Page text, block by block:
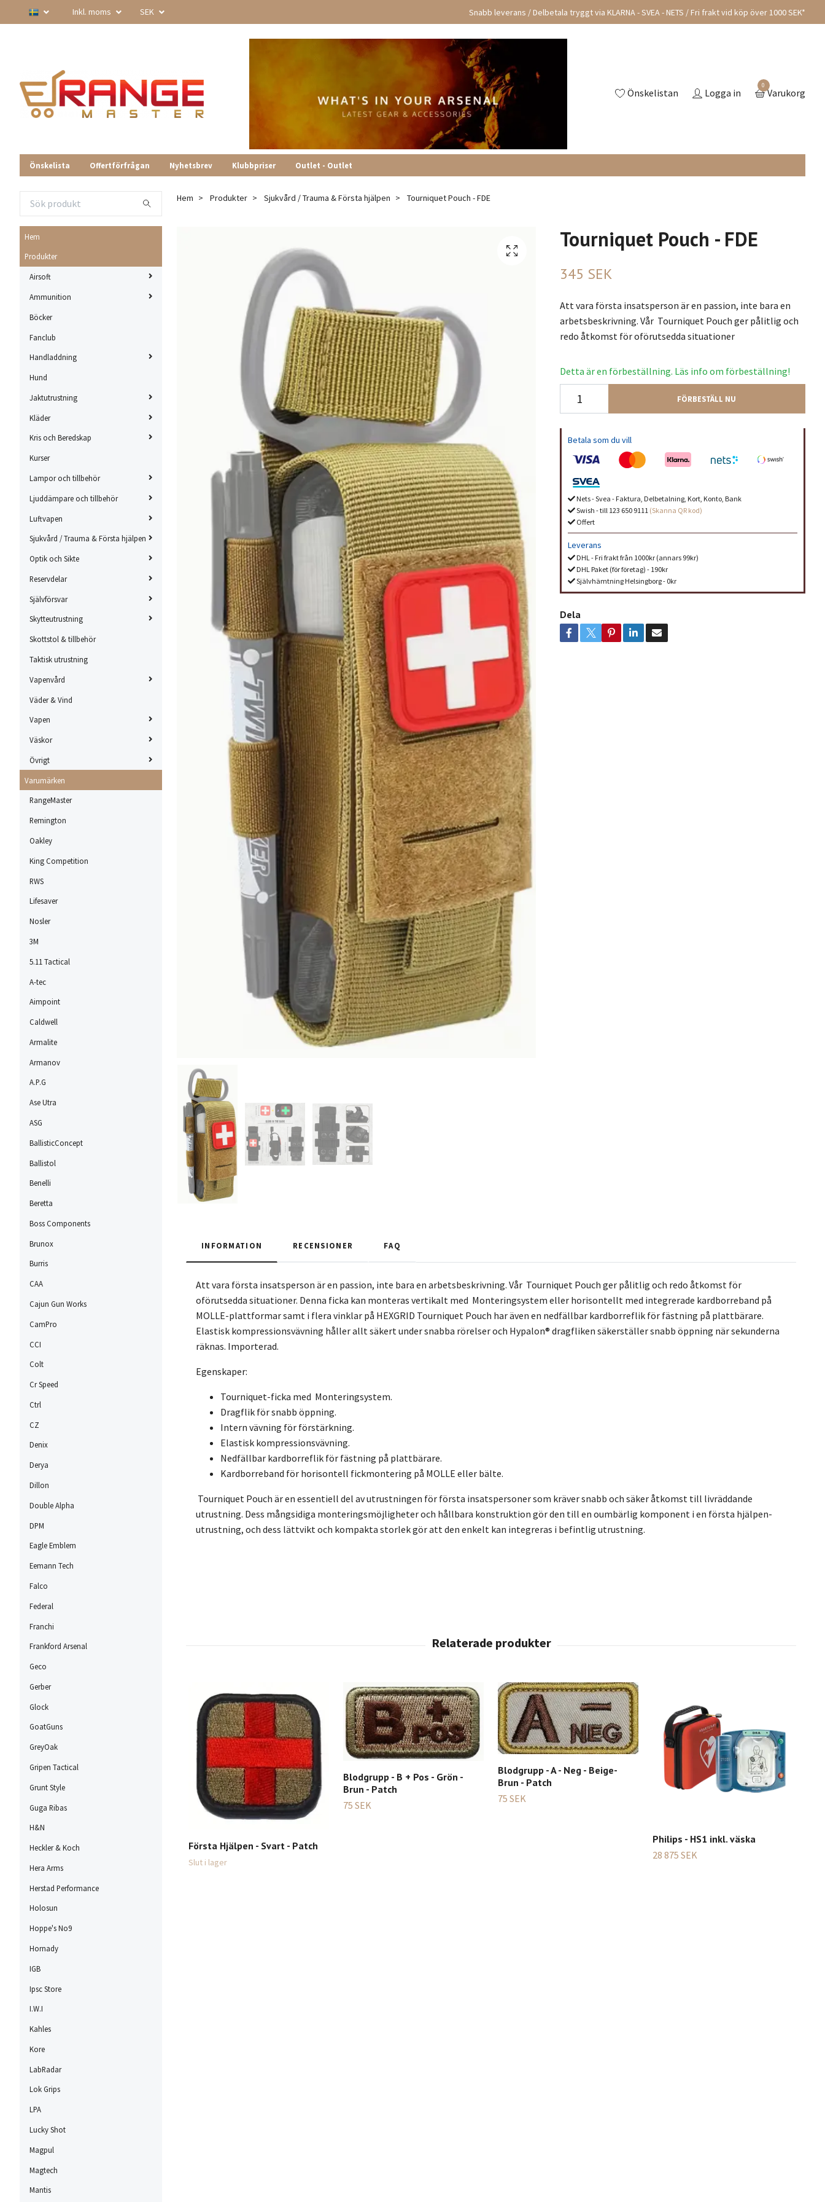
Inkl. moms SEK Snabb leverans / Delbetala tryggt via KLARNA - SVEA - NETS / Fri frakt vid köp över 1000 SEK*
Önskelistan Logga in
0
Varukorg
Önskelista Offertförfrågan Nyhetsbrev Klubbpriser Outlet - Outlet
Hem
Produkter
Airsoft
Ammunition
Böcker
Fanclub
Handladdning
Hund
Jaktutrustning
Kläder
Kris och Beredskap
Kurser
Lampor och tillbehör
Ljuddämpare och tillbehör
Luftvapen
Sjukvård / Trauma & Första hjälpen
Optik och Sikte
Reservdelar
Självförsvar
Skytteutrustning
Skottstol & tillbehör
Taktisk utrustning
Vapenvård
Väder & Vind
Vapen
Väskor
Övrigt
Varumärken
RangeMaster
Remington
Oakley
King Competition
RWS
Lifesaver
Nosler
3M
5.11 Tactical
A-tec
Aimpoint
Caldwell
Armalite
Armanov
A.P.G
Ase Utra
ASG
BallisticConcept
Ballistol
Benelli
Beretta
Boss Components
Brunox
Burris
CAA
Cajun Gun Works
CamPro
CCI
Colt
Cr Speed
Ctrl
CZ
Denix
Derya
Dillon
Double Alpha
DPM
Eagle Emblem
Eemann Tech
Falco
Federal
Franchi
Frankford Arsenal
Geco
Gerber
Glock
GoatGuns
GreyOak
Gripen Tactical
Grunt Style
Guga Ribas
H&N
Heckler & Koch
Hera Arms
Herstad Performance
Holosun
Hoppe's No9
Hornady
IGB
Ipsc Store
I.W.I
Kahles
Kore
LabRadar
Lok Grips
LPA
Lucky Shot
Magpul
Magtech
Mantis
Hem Produkter Sjukvård / Trauma & Första hjälpen Tourniquet Pouch - FDE
Tourniquet Pouch - FDE
345 SEK
Att vara första insatsperson är en passion, inte bara en
arbetsbeskrivning. Vår Tourniquet Pouch ger pålitlig och
redo åtkomst för oförutsedda situationer
Detta är en förbeställning. Läs info om förbeställning!
FÖRBESTÄLL NU
Betala som du vill
Nets - Svea - Faktura, Delbetalning, Kort, Konto, Bank
Swish - till 123 650 9111 (Skanna QR kod)
Offert
Leverans
DHL - Fri frakt från 1000kr (annars 99kr)
DHL Paket (för företag) - 190kr
Självhämtning Helsingborg - 0kr
Dela
INFORMATION RECENSIONER FAQ
Att vara första insatsperson är en passion, inte bara en arbetsbeskrivning. Vår Tourniquet Pouch ger pålitlig och redo åtkomst för
oförutsedda situationer. Denna ficka kan monteras vertikalt med Monteringsystem eller horisontellt med integrerade kardborreband på
MOLLE-plattformar samt i flera vinklar på HEXGRID Tourniquet Pouch har även en nedfällbar kardborreflik för fästning på plattbärare.
Elastisk kompressionsvävning håller allt säkert under snabba rörelser och Hypalon® dragfliken säkerställer snabb öppning när sekunderna
räknas. Importerad.
Egenskaper:
Tourniquet-ficka med Monteringsystem.
Dragflik för snabb öppning.
Intern vävning för förstärkning.
Elastisk kompressionsvävning.
Nedfällbar kardborreflik för fästning på plattbärare.
Kardborreband för horisontell fickmontering på MOLLE eller bälte.
Tourniquet Pouch är en essentiell del av utrustningen för första insatspersoner som kräver snabb och säker åtkomst till livräddande
utrustning. Dess mångsidiga monteringsmöjligheter och hållbara konstruktion gör den till en oumbärlig komponent i en första hjälpen-
utrustning, och dess lättvikt och kompakta storlek gör att den enkelt kan integreras i befintlig utrustning.
Första Hjälpen - Svart - Patch
Slut i lager
Blodgrupp - B + Pos - Grön -
Brun - Patch
75 SEK
Blodgrupp - A - Neg - Beige-
Brun - Patch
75 SEK
Philips - HS1 inkl. väska
28 875 SEK